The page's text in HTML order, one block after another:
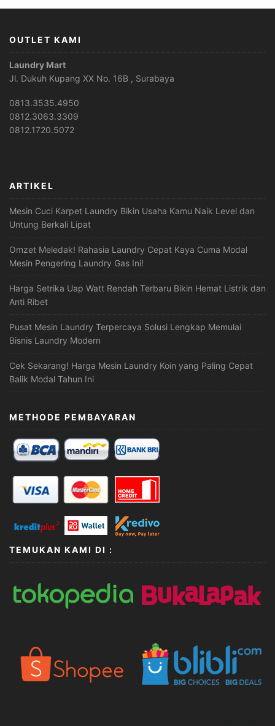
OUTLET KAMI
Laundry Mart
Jl. Dukuh Kupang XX No. 16B , Surabaya
0813.3535.4950
0812.3063.3309
0812.1720.5072
ARTIKEL
Mesin Cuci Karpet Laundry Bikin Usaha Kamu Naik Level dan
Untung Berkali Lipat
Omzet Meledak! Rahasia Laundry Cepat Kaya Cuma Modal
Mesin Pengering Laundry Gas Ini!
Harga Setrika Uap Watt Rendah Terbaru Bikin Hemat Listrik dan
Anti Ribet
Pusat Mesin Laundry Terpercaya Solusi Lengkap Memulai
Bisnis Laundry Modern
Cek Sekarang! Harga Mesin Laundry Koin yang Paling Cepat
Balik Modal Tahun Ini
METHODE PEMBAYARAN
TEMUKAN KAMI DI :